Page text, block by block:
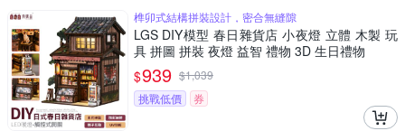
榫卯式結構拼裝設計，密合無縫隙
LGS DIY模型 春日雜貨店 小夜燈 立體 木製 玩
具 拼圖 拼裝 夜燈 益智 禮物 3D 生日禮物
$939 $1,039
挑戰低價
券